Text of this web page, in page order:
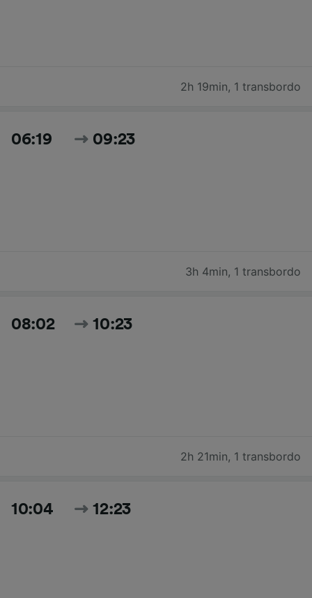
2h 19min, 1 transbordo
06:19 09:23
3h 4min, 1 transbordo
08:02 10:23
2h 21min, 1 transbordo
10:04 12:23